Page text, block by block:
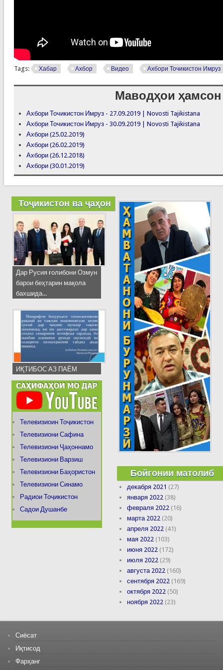
Tags: Хабар Ахбор Видео Ахбори Точикистон Имруз
Маводҳои ҳамсон
Ахбори Точикистон Имруз - 27.09.2019 | Novosti Tajikistana
Ахбори Точикистон Имруз - 30.09.2019 | Novosti Tajikistana
Ахбори (25.02.2019)
Ахбори (26.02.2019)
Ахбори (26.12.2018)
Ахбори (30.01.2019)
Тоҷикистон ва ҷаҳон
Дар Русия ғолибони Озмун
барои беҳтарин мақола
бахшида...
ИҚТИБОС АЗ ПАЁМ
Телевизиоин Тоҷикистон
Телевизиони Сафина
Телевизиони Ҷаҳоннамо
Телевизиони Варзиш
Телевизиони Баҳористон
Телевизиони Синамо
Радиои Тоҷикистон
Садои Душанбе
Бойгонии матолиб
декабря 2021 (27)
января 2022 (38)
февраля 2022 (16)
марта 2022 (20)
апреля 2022 (41)
мая 2022 (103)
июня 2022 (172)
июля 2022 (29)
августа 2022 (160)
сентября 2022 (169)
октября 2022 (50)
ноября 2022 (23)
Сиёсат
Иқтисод
Фарҳанг